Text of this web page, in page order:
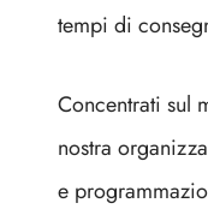
tempi di
Concentrati sul
nostra
e